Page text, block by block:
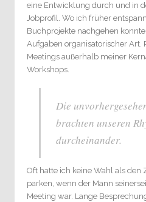
eine Entwicklung durch und in
Jobprofil. Wo ich früher
Buchprojekte nachgehen
Aufgaben organisatorischer Art.
Meetings außerhalb meiner
Workshops.
Die
brachten unseren
durcheinander.
Oft hatte ich keine Wahl als den
parken, wenn der Mann
Meeting war. Lange